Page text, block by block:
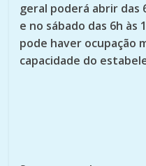
geral poderá abrir das
e no sábado das 6h às
pode haver ocupação
capacidade do